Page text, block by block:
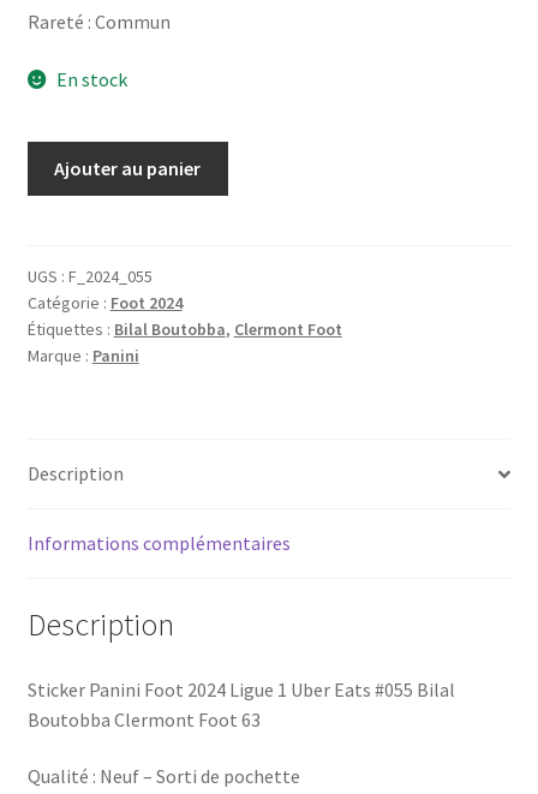
Rareté : Commun
En stock
2024
#055
Bilal
Boutobba
Ajouter au panier
UGS : F_2024_055
Catégorie : Foot 2024
Étiquettes : Bilal Boutobba, Clermont Foot
Marque : Panini
Description
Informations complémentaires
Description
Sticker Panini Foot 2024 Ligue 1 Uber Eats #055 Bilal
Boutobba Clermont Foot 63
Qualité : Neuf – Sorti de pochette